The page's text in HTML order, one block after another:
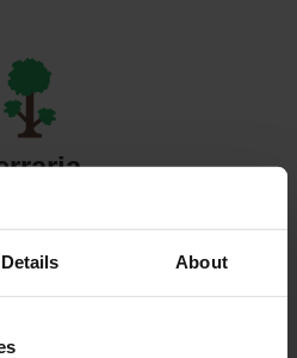
Details About